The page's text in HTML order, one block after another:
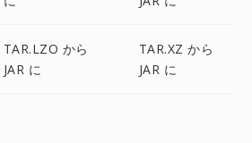
TAR.LZO から
JAR に
TAR.XZ から
JAR に